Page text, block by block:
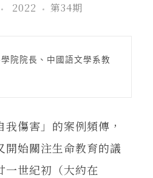
2022 第34期
院院長、中國語文學系教
傷害」的案例頻傳，
開始關注生命教育的議
一世紀初（大約在